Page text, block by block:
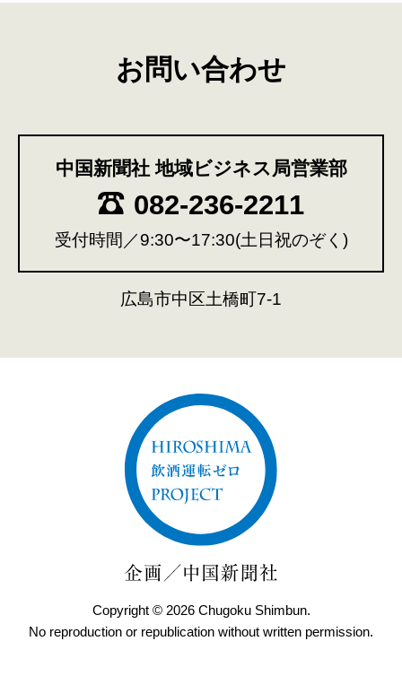
お問い合わせ
中国新聞社 地域ビジネス局営業部
082-236-2211
受付時間／9:30〜17:30(土日祝のぞく)
広島市中区土橋町7-1
Copyright © 2026 Chugoku Shimbun.
No reproduction or republication without written permission.